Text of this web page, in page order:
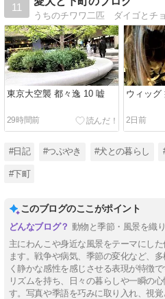
11
東京大空襲 都々逸 10 嘘
29時間前
ウィッグ
2日前
#日記 #つぶやき #犬との暮らし
#下町
このブログのここがポイント
動物と季節・風景を織
主にわんこや身近な風景をテーマにし
ます。戦争や病気、季節の変化など、
く静かな感性を感じさせる表現が特徴
リズムを持ち、日々の暮らしや一瞬の
す。写真や季語を巧みに取り入れ、視